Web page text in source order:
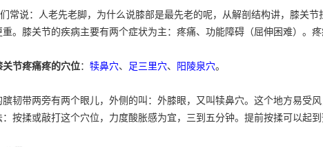
常说：人老先老脚，为什么说膝部是最先老的呢，从解剖结构讲，膝关
。膝关节的疾病主要有两个症状为主：疼痛、功能障碍（屈伸困难）。
节疼痛疼的穴位： 犊鼻穴、 足三里穴、 阳陵泉穴。
膑韧带两旁有两个眼儿，外侧的叫：外膝眼，又叫犊鼻穴。这个地方易受
按揉或敲打这个穴位，力度酸胀感为宜，三到五分钟。提前按揉可以起到